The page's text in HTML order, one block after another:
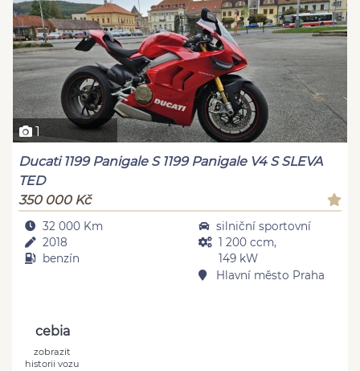
1
Ducati 1199 Panigale S 1199 Panigale V4 S SLEVA
TED
350 000 Kč
32 000 Km
2018
benzín
silniční sportovní
1 200 ccm,
149 kW
Hlavní město Praha
cebia
zobrazit
historii vozu